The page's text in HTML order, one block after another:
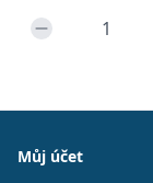
Můj účet